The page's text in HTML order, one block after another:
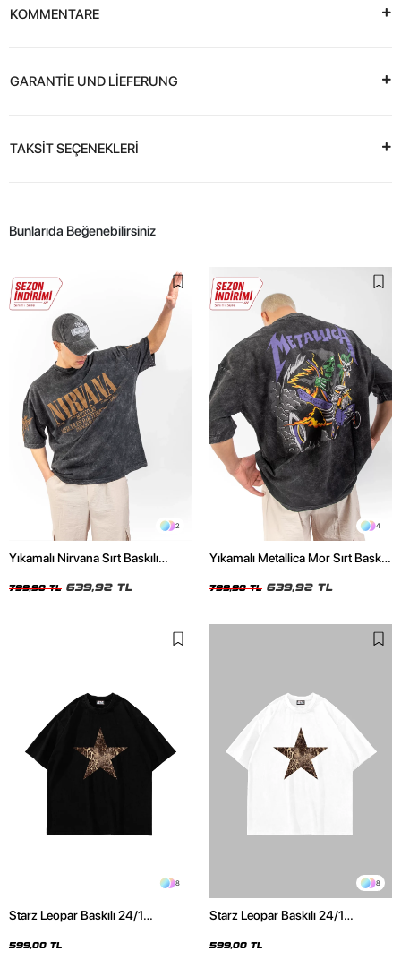
KOMMENTARE
GARANTİE UND LİEFERUNG
TAKSİT SEÇENEKLERİ
Bunlarıda Beğenebilirsiniz
2
Yıkamalı Nirvana Sırt Baskılı
799,90 TL 639,92 TL
4
Yıkamalı Metallica Mor Sırt Baskılı
799,90 TL 639,92 TL
8
Starz Leopar Baskılı 24/1
599,00 TL
8
Starz Leopar Baskılı 24/1
599,00 TL